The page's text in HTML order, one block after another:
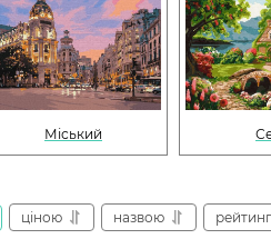
Міський
ціною назвою